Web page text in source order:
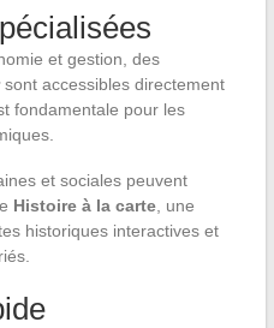
et gestion, des
sont accessibles directement
fondamentale pour les
et sociales peuvent
Histoire à la carte, une
historiques interactives et